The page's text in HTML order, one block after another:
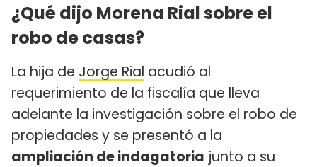
¿Qué dijo Morena Rial sobre el
robo de casas?
La hija de Jorge Rial acudió al
requerimiento de la fiscalía que lleva
adelante la investigación sobre el robo de
propiedades y se presentó a la
ampliación de indagatoria junto a su